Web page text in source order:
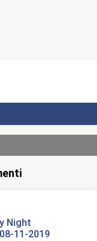
Night
11-2019